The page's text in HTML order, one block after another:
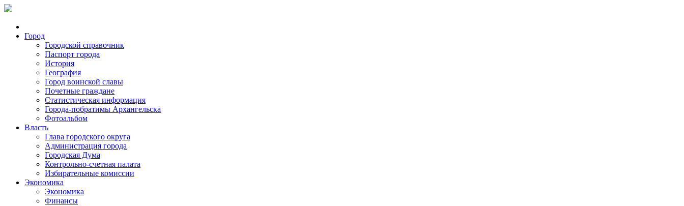
Город
Городской справочник
Паспорт города
История
География
Город воинской славы
Почетные граждане
Статистическая информация
Города-побратимы Архангельска
Фотоальбом
Власть
Глава городского округа
Администрация города
Городская Дума
Контрольно-счетная палата
Избирательные комиссии
Экономика
Экономика
Финансы